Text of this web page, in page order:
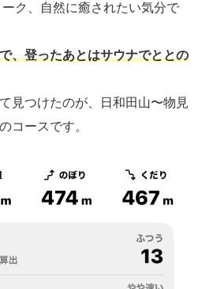
ク、自然に癒されたい気分で
、登ったあとはサウナでととの
見つけたのが、日和田山〜物見
コースです。